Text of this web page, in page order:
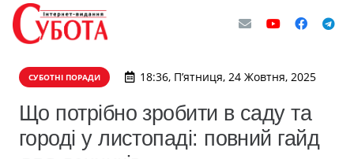
СУБОТНІ ПОРАДИ 18:36, П’ятниця, 24 Жовтня, 2025
Що потрібно зробити в саду та
городі у листопаді: повний гайд